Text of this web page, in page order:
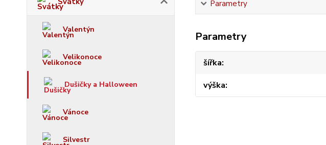
Valentýn
Velikonoce
Dušičky a Halloween
Vánoce
Silvestr
Parametry
Parametry
šířka
výška